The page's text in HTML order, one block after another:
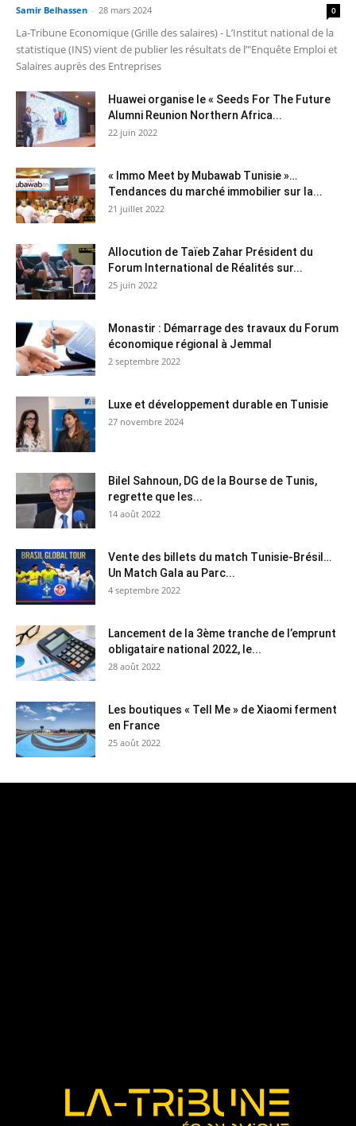
Samir Belhassen - 28 mars 2024 0
La-Tribune Economique (Grille des salaires) - L’Institut national de la
statistique (INS) vient de publier les résultats de l’"Enquête Emploi et
Salaires auprès des Entreprises
Huawei organise le « Seeds For The Future
Alumni Reunion Northern Africa...
22 juin 2022
« Immo Meet by Mubawab Tunisie »…
Tendances du marché immobilier sur la...
21 juillet 2022
Allocution de Taïeb Zahar Président du
Forum International de Réalités sur...
25 juin 2022
Monastir : Démarrage des travaux du Forum
économique régional à Jemmal
2 septembre 2022
Luxe et développement durable en Tunisie
27 novembre 2024
Bilel Sahnoun, DG de la Bourse de Tunis,
regrette que les...
14 août 2022
Vente des billets du match Tunisie-Brésil…
Un Match Gala au Parc...
4 septembre 2022
Lancement de la 3ème tranche de l’emprunt
obligataire national 2022, le...
28 août 2022
Les boutiques « Tell Me » de Xiaomi ferment
en France
25 août 2022